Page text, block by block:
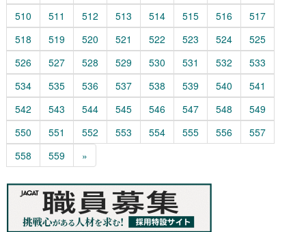
510
511 512 513 514 515 516
517
518
519 520 521 522 523 524
525
526
527 528 529 530 531 532
533
534
535 536 537 538 539 540
541
542
543 544 545 546 547 548
549
550
551 552 553 554 555 556
557
558
559 »